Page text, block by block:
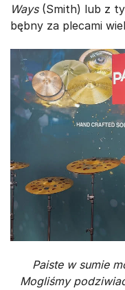
Ways(Smith) lub z
bębny za plecami
Paiste w sumie
Mogliśmy